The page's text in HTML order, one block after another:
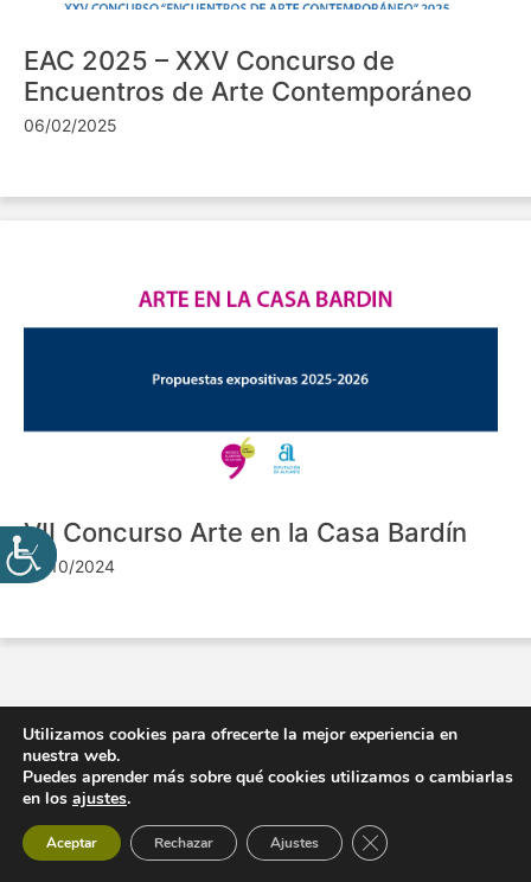
EAC 2025 – XXV Concurso de
Encuentros de Arte Contemporáneo
06/02/2025
VII Concurso Arte en la Casa Bardín
24/10/2024
Utilizamos cookies para ofrecerte la mejor experiencia en
nuestra web.
Puedes aprender más sobre qué cookies utilizamos o cambiarlas
en los ajustes.
Aceptar Rechazar Ajustes Cerrar el banner de